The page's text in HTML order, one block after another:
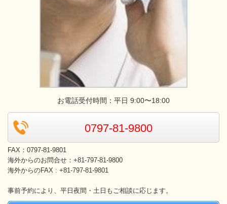
お電話受付時間：平日 9:00〜18:00
0797-81-9800
FAX：0797-81-9801
海外からのお問合せ：+81-797-81-9800
海外からのFAX : +81-797-81-9801
事前予約により、平日夜間・土日もご相談に応じます。